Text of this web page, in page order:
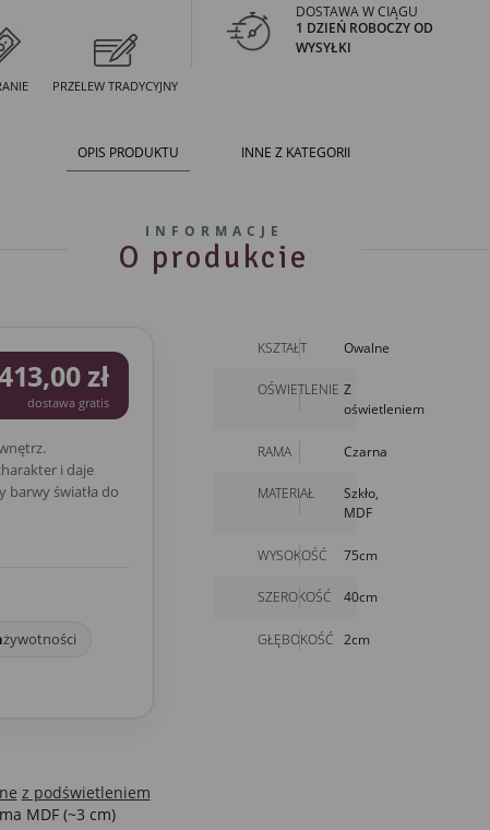
PRZELEW TRADYCYJNY
DOSTAWA W CIĄGU
1 DZIEŃ ROBOCZY OD
WYSYŁKI
OPIS PRODUKTU INNE Z KATEGORII
INFORMACJE
O produkcie
zł
dostawa gratis
i daje
barwy światła do
żywotności
z podświetleniem
MDF (~3 cm)
KSZTAŁT Owalne
OŚWIETLENIE Z
oświetleniem
RAMA Czarna
MATERIAŁ
Szkło,
MDF
WYSOKOŚĆ 75cm
SZEROKOŚĆ 40cm
GŁĘBOKOŚĆ 2cm